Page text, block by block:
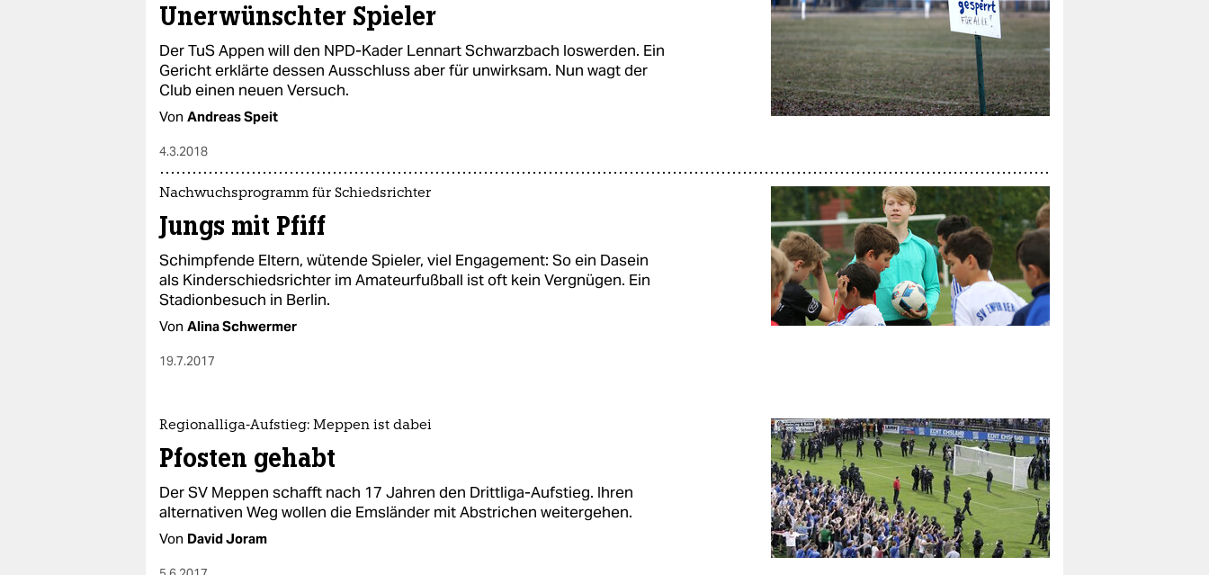
Unerwünschter Spieler
Der TuS Appen will den NPD-Kader Lennart Schwarzbach loswerden. Ein
Gericht erklärte dessen Ausschluss aber für unwirksam. Nun wagt der
Club einen neuen Versuch.
Von Andreas Speit
4.3.2018
Nachwuchsprogramm für Schiedsrichter
Jungs mit Pfiff
Schimpfende Eltern, wütende Spieler, viel Engagement: So ein Dasein
als Kinderschiedsrichter im Amateurfußball ist oft kein Vergnügen. Ein
Stadionbesuch in Berlin.
Von Alina Schwermer
19.7.2017
Regionalliga-Aufstieg: Meppen ist dabei
Pfosten gehabt
Der SV Meppen schafft nach 17 Jahren den Drittliga-Aufstieg. Ihren
alternativen Weg wollen die Emsländer mit Abstrichen weitergehen.
Von David Joram